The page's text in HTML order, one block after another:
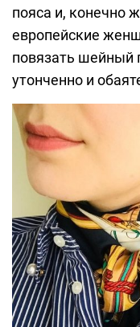
пояса и, конечно
европейские
повязать шейный
утонченно и